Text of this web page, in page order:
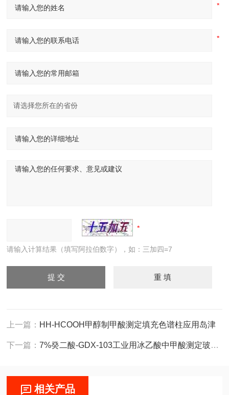
请输入计算结果（填写阿拉伯数字），如：三加四=7
上一篇： HH-HCOOH甲醇制甲酸测定填充色谱柱应用岛津
下一篇：7%癸二酸-GDX-103工业用冰乙酸中甲酸测定玻璃色谱柱岛津
相关产品